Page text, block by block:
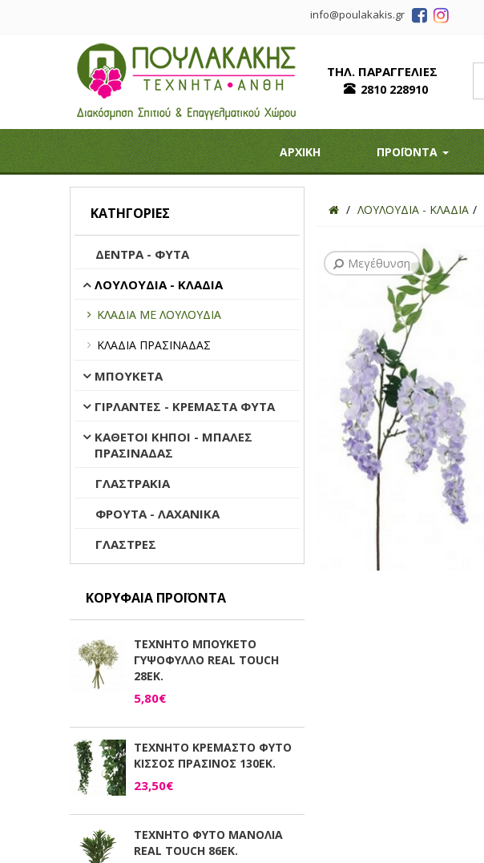
info@poulakakis.gr
ΤΗΛ. ΠΑΡΑΓΓΕΛΙΕΣ
2810 228910
ΑΡΧΙΚΗ ΠΡΟΪΟΝΤΑ
ΚΑΤΗΓΟΡΊΕΣ
ΔΕΝΤΡΑ - ΦΥΤΑ
ΛΟΥΛΟΥΔΙΑ - ΚΛΑΔΙΑ
ΚΛΑΔΙΑ ΜΕ ΛΟΥΛΟΥΔΙΑ
ΚΛΑΔΙΑ ΠΡΑΣΙΝΑΔΑΣ
ΜΠΟΥΚΕΤΑ
ΓΙΡΛΑΝΤΕΣ - ΚΡΕΜΑΣΤΑ ΦΥΤΑ
ΚΑΘΕΤΟΙ ΚΗΠΟΙ - ΜΠΑΛΕΣ
ΠΡΑΣΙΝΑΔΑΣ
ΓΛΑΣΤΡΑΚΙΑ
ΦΡΟΥΤΑ - ΛΑΧΑΝΙΚΑ
ΓΛΑΣΤΡΕΣ
ΚΟΡΥΦΑΊΑ ΠΡΟΪΌΝΤΑ
ΤΕΧΝΗΤΟ ΜΠΟΥΚΕΤΟ
ΓΥΨΟΦΥΛΛΟ REAL TOUCH
28ΕΚ.
5,80€
ΤΕΧΝΗΤΟ ΚΡΕΜΑΣΤΟ ΦΥΤΟ
ΚΙΣΣΟΣ ΠΡΑΣΙΝΟΣ 130ΕΚ.
23,50€
ΤΕΧΝΗΤΟ ΦΥΤΟ ΜΑΝΟΛΙΑ
REAL TOUCH 86ΕΚ.
ΛΟΥΛΟΥΔΙΑ - ΚΛΑΔΙΑ
Μεγέθυνση